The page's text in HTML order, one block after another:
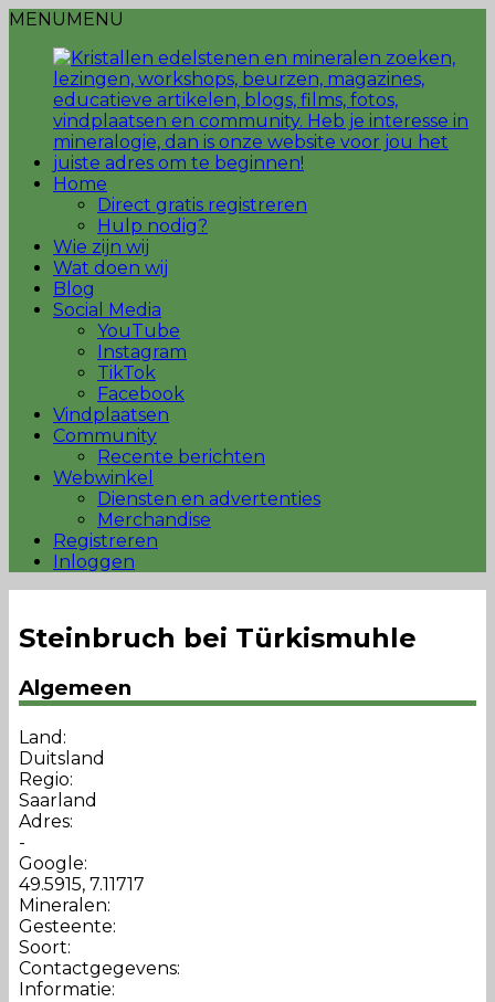
MENUMENU
Home
Direct gratis registreren
Hulp nodig?
Wie zijn wij
Wat doen wij
Blog
Social Media
YouTube
Instagram
TikTok
Facebook
Vindplaatsen
Community
Recente berichten
Webwinkel
Diensten en advertenties
Merchandise
Registreren
Inloggen
Steinbruch bei Türkismuhle
Algemeen
Land:
Duitsland
Regio:
Saarland
Adres:
-
Google:
49.5915, 7.11717
Mineralen:
Gesteente:
Soort:
Contactgegevens:
Informatie: